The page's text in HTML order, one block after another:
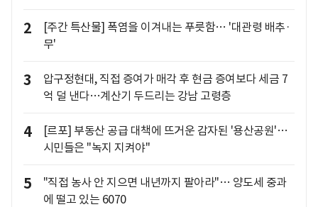
2
[주간 특산물] 폭염을 이겨내는 푸릇함… '대관령 배추·
무'
3
압구정현대, 직접 증여가 매각 후 현금 증여보다 세금 7
억 덜 낸다…계산기 두드리는 강남 고령층
4
[르포] 부동산 공급 대책에 뜨거운 감자된 '용산공원'…
시민들은 "녹지 지켜야"
5
"직접 농사 안 지으면 내년까지 팔아라"… 양도세 중과
에 떨고 있는 6070